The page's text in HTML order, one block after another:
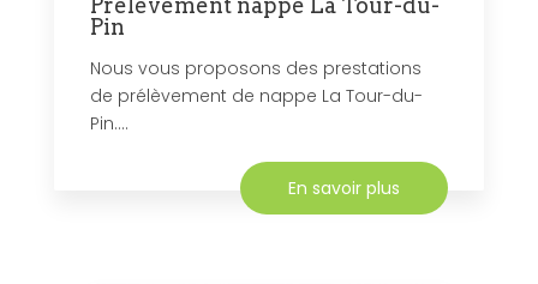
Prélèvement nappe La Tour-du-
Pin
Nous vous proposons des prestations
de prélèvement de nappe La Tour-du-
Pin....
En savoir plus